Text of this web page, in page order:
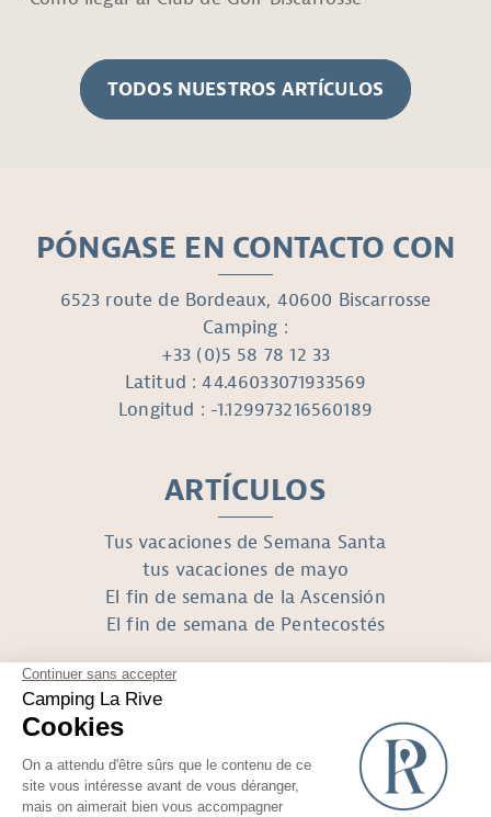
TODOS NUESTROS ARTÍCULOS
PÓNGASE EN CONTACTO CON
6523 route de Bordeaux, 40600 Biscarrosse
Camping :
+33 (0)5 58 78 12 33
Latitud : 44.46033071933569
Longitud : -1.129973216560189
ARTÍCULOS
Tus vacaciones de Semana Santa
tus vacaciones de mayo
El fin de semana de la Ascensión
El fin de semana de Pentecostés
SÍGUENOS